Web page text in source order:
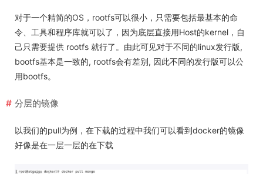
对于一个精简的OS，rootfs可以很小，只需要包括最基本的命
令、工具和程序库就可以了，因为底层直接用Host的kernel，自
己只需要提供 rootfs 就行了。由此可见对于不同的linux发行版,
bootfs基本是一致的, rootfs会有差别, 因此不同的发行版可以公
用bootfs。
分层的镜像
以我们的pull为例，在下载的过程中我们可以看到docker的镜像
好像是在一层一层的在下载